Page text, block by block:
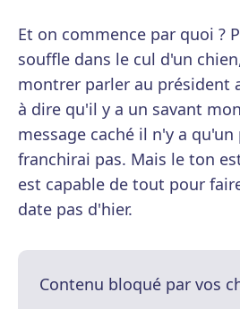
Et on commence par quoi ?
souffle dans le cul d'un
montrer parler au président
à dire qu'il y a un savant
message caché il n'y a qu'un
franchirai pas. Mais le ton
est capable de tout pour
date pas d'hier.
Contenu bloqué par vos